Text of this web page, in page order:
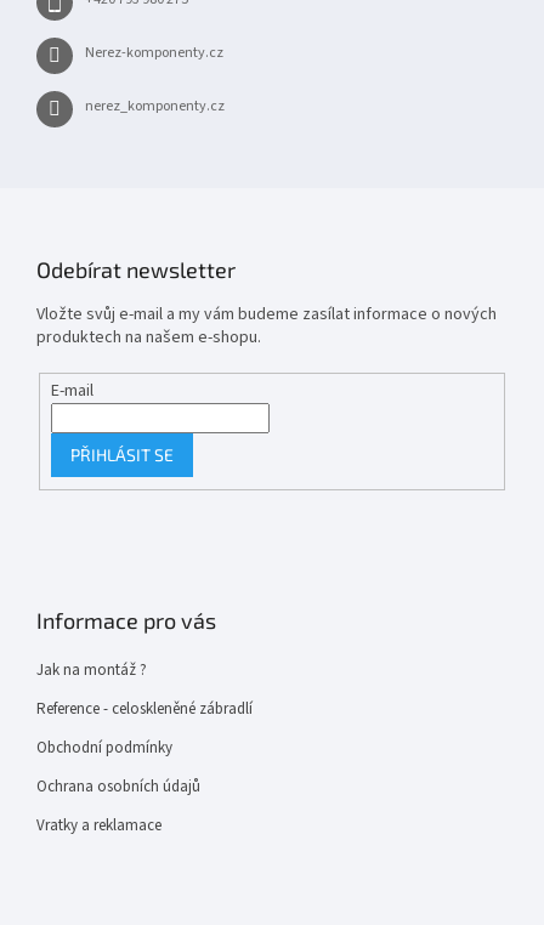
Nerez-komponenty.cz
nerez_komponenty.cz
Odebírat newsletter
Vložte svůj e-mail a my vám budeme zasílat informace o nových
produktech na našem e-shopu.
E-mail
PŘIHLÁSIT SE
Informace pro vás
Jak na montáž ?
Reference - celoskleněné zábradlí
Obchodní podmínky
Ochrana osobních údajů
Vratky a reklamace